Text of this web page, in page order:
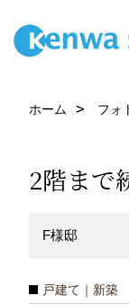
ホーム フォ
2階まで
F様邸
戸建て｜新築